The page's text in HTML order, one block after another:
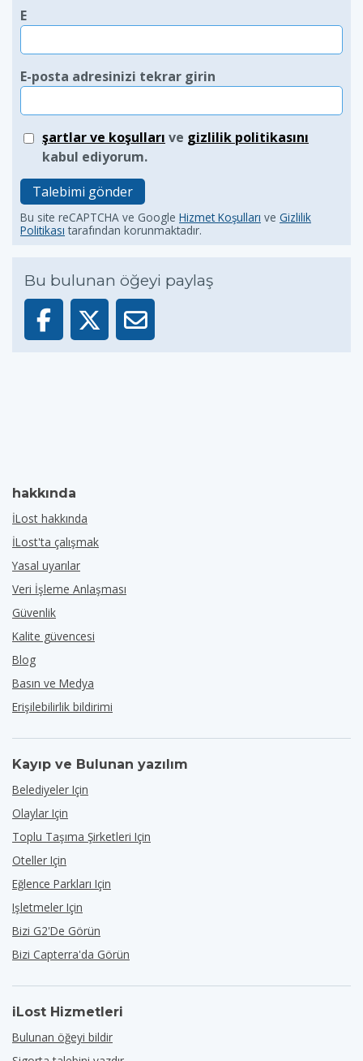
E
E-posta adresinizi tekrar girin
şartlar ve koşulları ve gizlilik politikasını
kabul ediyorum.
Talebimi gönder
Bu site reCAPTCHA ve Google Hizmet Koşulları ve Gizlilik
Politikası tarafından korunmaktadır.
Bu bulunan öğeyi paylaş
hakkında
İLost hakkında
İLost'ta çalışmak
Yasal uyarılar
Veri İşleme Anlaşması
Güvenlik
Kalite güvencesi
Blog
Basın ve Medya
Erişilebilirlik bildirimi
Kayıp ve Bulunan yazılım
Belediyeler Için
Olaylar Için
Toplu Taşıma Şirketleri Için
Oteller Için
Eğlence Parkları Için
Işletmeler Için
Bizi G2'de Görün
Bizi Capterra'da Görün
iLost Hizmetleri
Bulunan öğeyi bildir